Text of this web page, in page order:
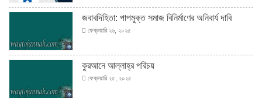
জবাবদিহিতা: পাপমুক্ত সমাজ বিনির্মাণের অনিবার্য দাবি
ফেব্রুয়ারি ২৬, ২০২৫
কুরআনে আল্লাহ্‌র পরিচয়
ফেব্রুয়ারি ২৫, ২০২৫